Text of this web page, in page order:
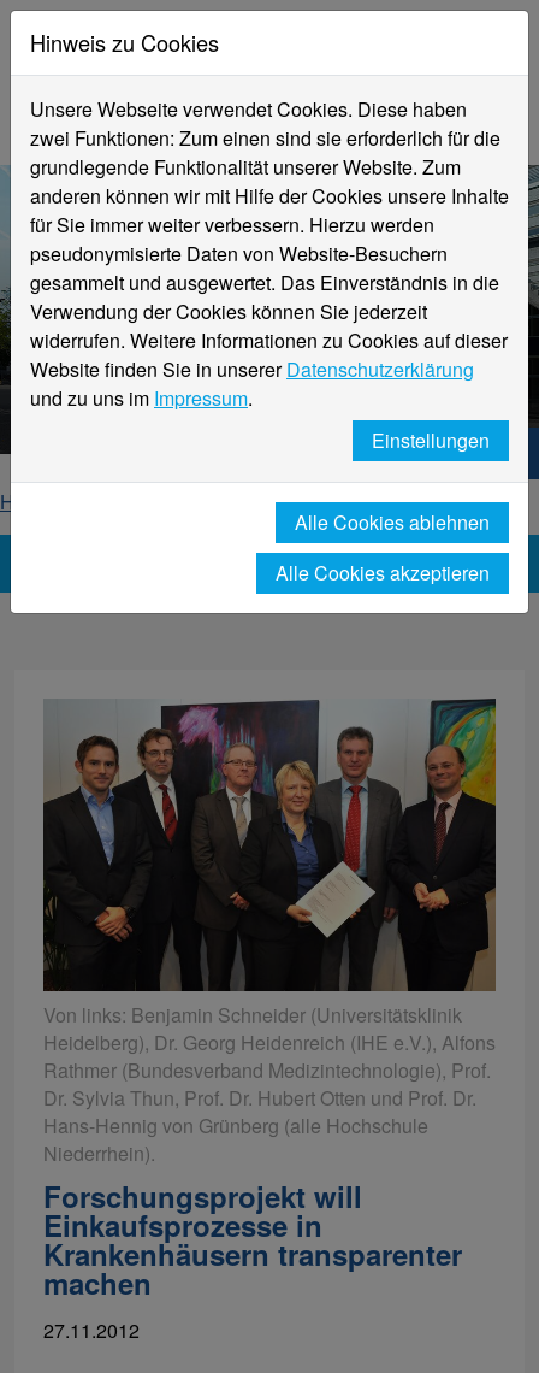
Aktuelle Meldungen
Hochschule Niederrhein
Hochschule Niederrhein. Dein Weg.
Home
News-Detailseite
Von links: Benjamin Schneider (Universitätsklinik
Heidelberg), Dr. Georg Heidenreich (IHE e.V.), Alfons
Rathmer (Bundesverband Medizintechnologie), Prof.
Dr. Sylvia Thun, Prof. Dr. Hubert Otten und Prof. Dr.
Hans-Hennig von Grünberg (alle Hochschule
Niederrhein).
Forschungsprojekt will
Einkaufsprozesse in
Krankenhäusern transparenter
machen
27.11.2012
Hinweis zu Cookies
Unsere Webseite verwendet Cookies. Diese haben
zwei Funktionen: Zum einen sind sie erforderlich für die
grundlegende Funktionalität unserer Website. Zum
anderen können wir mit Hilfe der Cookies unsere Inhalte
für Sie immer weiter verbessern. Hierzu werden
pseudonymisierte Daten von Website-Besuchern
gesammelt und ausgewertet. Das Einverständnis in die
Verwendung der Cookies können Sie jederzeit
widerrufen. Weitere Informationen zu Cookies auf dieser
Website finden Sie in unsererDatenschutzerklärung
und zu uns im Impressum.
Einstellungen
Alle Cookies ablehnen
Alle Cookies akzeptieren